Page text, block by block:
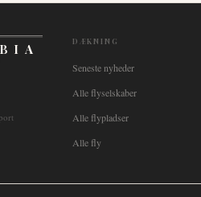
DÆKNING
Seneste nyheder
Alle flyselskaber
Alle flypladser
Alle fly